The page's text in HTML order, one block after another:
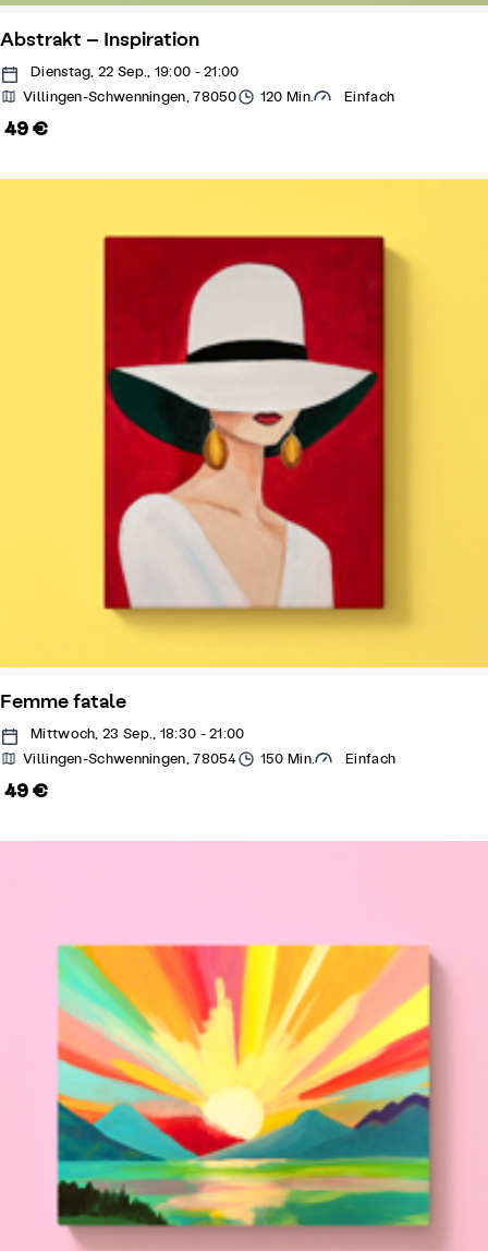
Abstrakt – Inspiration
Dienstag, 22 Sep., 19:00 - 21:00
Villingen-Schwenningen, 78050
120 Min. Einfach
49 €
Femme fatale
Mittwoch, 23 Sep., 18:30 - 21:00
Villingen-Schwenningen, 78054
150 Min. Einfach
49 €